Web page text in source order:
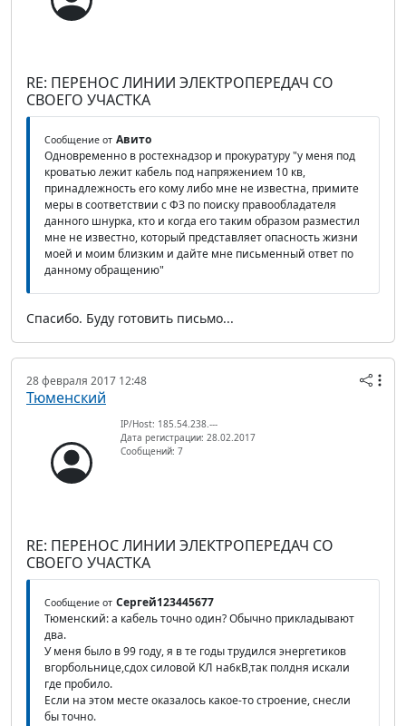
RE: ПЕРЕНОС ЛИНИИ ЭЛЕКТРОПЕРЕДАЧ СО
СВОЕГО УЧАСТКА
Сообщение от Авито
Одновременно в ростехнадзор и прокуратуру "у меня под
кроватью лежит кабель под напряжением 10 кв,
принадлежность его кому либо мне не известна, примите
меры в соответствии с ФЗ по поиску правообладателя
данного шнурка, кто и когда его таким образом разместил
мне не известно, который представляет опасность жизни
моей и моим близким и дайте мне письменный ответ по
данному обращению"
Спасибо. Буду готовить письмо...
28 февраля 2017 12:48
Тюменский
IP/Host: 185.54.238.---
Дата регистрации: 28.02.2017
Сообщений: 7
RE: ПЕРЕНОС ЛИНИИ ЭЛЕКТРОПЕРЕДАЧ СО
СВОЕГО УЧАСТКА
Сообщение от Сергей123445677
Тюменский: а кабель точно один? Обычно прикладывают
два.
У меня было в 99 году, я в те годы трудился энергетиков
вгорбольнице,сдох силовой КЛ на6кВ,так полдня искали
где пробило.
Если на этом месте оказалось какое-то строение, снесли
бы точно.